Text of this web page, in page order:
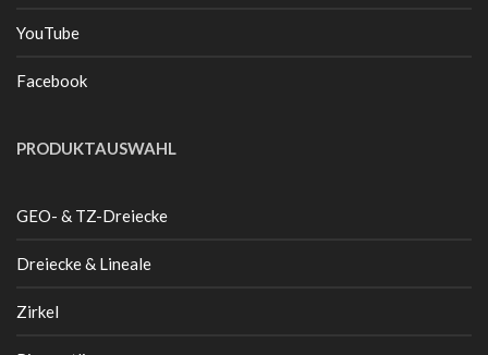
YouTube
Facebook
PRODUKTAUSWAHL
GEO- & TZ-Dreiecke
Dreiecke & Lineale
Zirkel